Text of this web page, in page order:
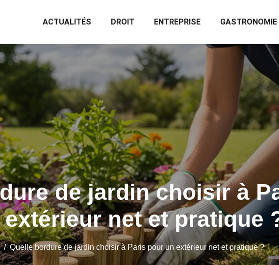
ACTUALITÉS DROIT ENTREPRISE GASTRONOMIE
de jardin choisir à
net et pratique
Quelle bordure de jardin choisir à Paris pour un extérieur net et pratique ?